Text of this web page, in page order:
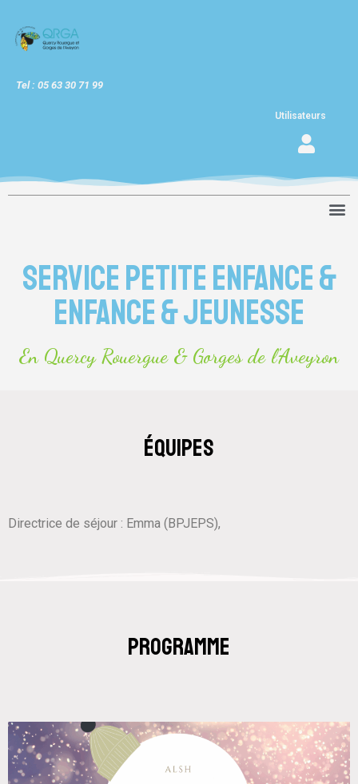
Tel : 05 63 30 71 99
Utilisateurs
Service petite enfance &
enfance & jeunesse
En Quercy Rouergue & Gorges de l'Aveyron
équipes
Directrice de séjour : Emma (BPJEPS),
programme